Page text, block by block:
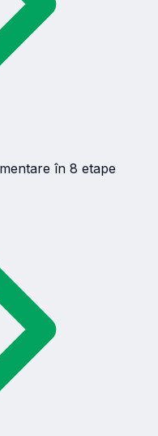
în 8 etape